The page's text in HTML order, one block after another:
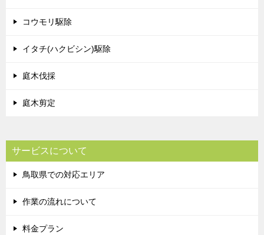
コウモリ駆除
イタチ(ハクビシン)駆除
庭木伐採
庭木剪定
サービスについて
鳥取県での対応エリア
作業の流れについて
料金プラン